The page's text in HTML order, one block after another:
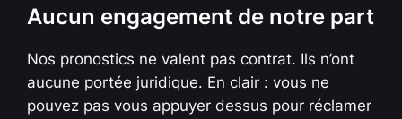
Aucun engagement de notre part
Nos pronostics ne valent pas contrat. Ils n’ont
aucune portée juridique. En clair : vous ne
pouvez pas vous appuyer dessus pour réclamer